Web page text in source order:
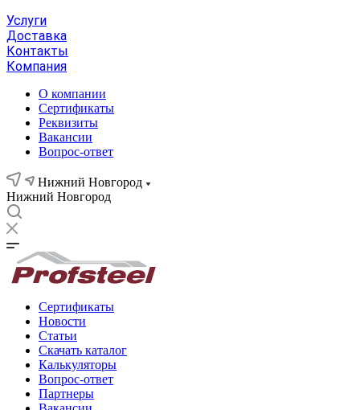
Услуги
Доставка
Контакты
Компания
О компании
Сертификаты
Реквизиты
Вакансии
Вопрос-ответ
Нижний Новгород
Нижний Новгород
Сертификаты
Новости
Статьи
Скачать каталог
Калькуляторы
Вопрос-ответ
Партнеры